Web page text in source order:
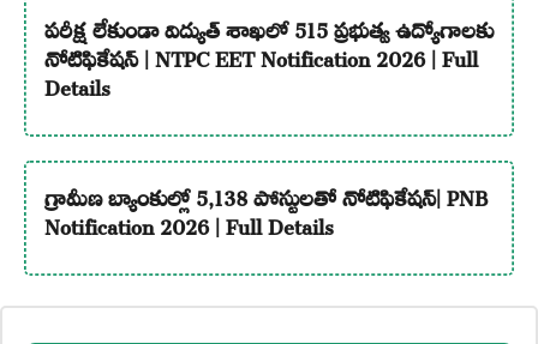
పరీక్ష లేకుండా విద్యుత్ శాఖలో 515 ప్రభుత్వ ఉద్యోగాలకు
నోటిఫికేషన్ | NTPC EET Notification 2026 | Full
Details
గ్రామీణ బ్యాంకుల్లో 5,138 పోస్టులతో నోటిఫికేషన్| PNB
Notification 2026 | Full Details